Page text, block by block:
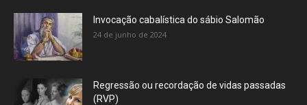
Invocação cabalística do sábio Salomão
24 de junho de 2024
Regressão ou recordação de vidas passadas
(RVP)